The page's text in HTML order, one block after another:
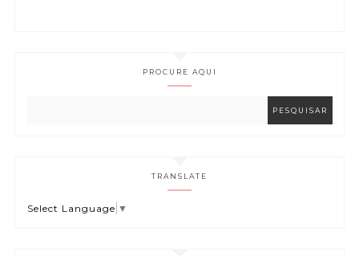
PROCURE AQUI
TRANSLATE
Select Language ▼